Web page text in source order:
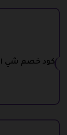
كود خصم شي ان 15% على كل الطلبيات بـدون